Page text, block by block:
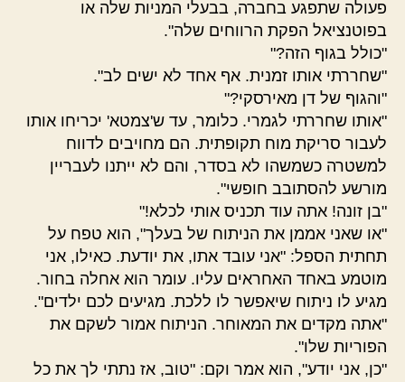
פעולה שתפגע בחברה, בבעלי המניות שלה או
בפוטנציאל הפקת הרווחים שלה".
"כולל בגוף הזה?"
"שחררתי אותו זמנית. אף אחד לא ישים לב".
"והגוף של דן מאירסקי?"
"אותו שחררתי לגמרי. כלומר, עד ש'צמטא' יכריחו אותו
לעבור סריקת מוח תקופתית. הם מחויבים לדווח
למשטרה כשמשהו לא בסדר, והם לא ייתנו לעבריין
מורשע להסתובב חופשי".
"בן זונה! אתה עוד תכניס אותי לכלא!"
"או שאני אממן את הניתוח של בעלך", הוא טפח על
תחתית הספל: "אני עובד אתו, את יודעת. כאילו, אני
מוטמע באחד האחראים עליו. עומר הוא אחלה בחור.
מגיע לו ניתוח שיאפשר לו ללכת. מגיעים לכם ילדים".
"אתה מקדים את המאוחר. הניתוח אמור לשקם את
הפוריות שלו".
"כן, אני יודע", הוא אמר וקם: "טוב, אז נתתי לך את כל